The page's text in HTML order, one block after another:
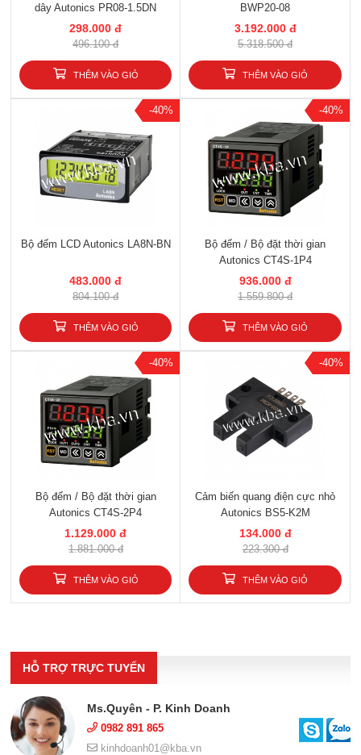
dây Autonics PR08-1.5DN
298.000 đ
496.100 đ
THÊM VÀO GIỎ
BWP20-08
3.192.000 đ
5.318.500 đ
THÊM VÀO GIỎ
-40%
Bộ đếm LCD Autonics LA8N-BN
483.000 đ
804.100 đ
THÊM VÀO GIỎ
-40%
Bộ đếm / Bộ đặt thời gian
Autonics CT4S-1P4
936.000 đ
1.559.800 đ
THÊM VÀO GIỎ
-40%
Bộ đếm / Bộ đặt thời gian
Autonics CT4S-2P4
1.129.000 đ
1.881.000 đ
THÊM VÀO GIỎ
-40%
Cảm biến quang điện cực nhỏ
Autonics BS5-K2M
134.000 đ
223.300 đ
THÊM VÀO GIỎ
HỖ TRỢ TRỰC TUYẾN
Ms.Quyên - P. Kinh Doanh
0982 891 865
kinhdoanh01@kba.vn